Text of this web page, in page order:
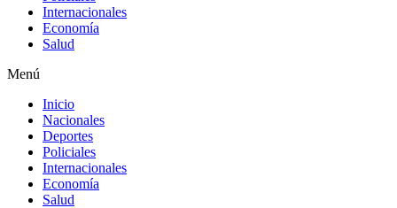
Internacionales
Economía
Salud
Menú
Inicio
Nacionales
Deportes
Policiales
Internacionales
Economía
Salud